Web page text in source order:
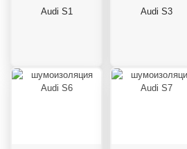
Audi S1 Audi S3